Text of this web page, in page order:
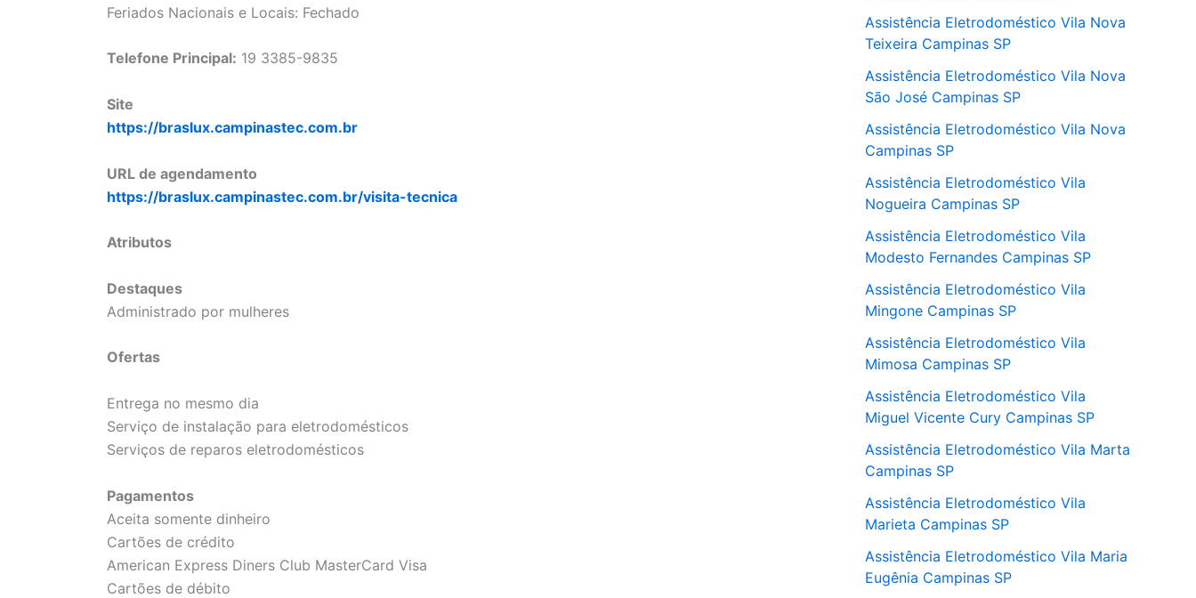
Feriados Nacionais e Locais: Fechado
Telefone Principal: 19 3385-9835
Site
https://braslux.campinastec.com.br
URL de agendamento
https://braslux.campinastec.com.br/visita-tecnica
Atributos
Destaques
Administrado por mulheres
Ofertas
Entrega no mesmo dia
Serviço de instalação para eletrodomésticos
Serviços de reparos eletrodomésticos
Pagamentos
Aceita somente dinheiro
Cartões de crédito
American Express Diners Club MasterCard Visa
Cartões de débito
Assistência Eletrodoméstico Vila Nova
Teixeira Campinas SP
Assistência Eletrodoméstico Vila Nova
São José Campinas SP
Assistência Eletrodoméstico Vila Nova
Campinas SP
Assistência Eletrodoméstico Vila
Nogueira Campinas SP
Assistência Eletrodoméstico Vila
Modesto Fernandes Campinas SP
Assistência Eletrodoméstico Vila
Mingone Campinas SP
Assistência Eletrodoméstico Vila
Mimosa Campinas SP
Assistência Eletrodoméstico Vila
Miguel Vicente Cury Campinas SP
Assistência Eletrodoméstico Vila Marta
Campinas SP
Assistência Eletrodoméstico Vila
Marieta Campinas SP
Assistência Eletrodoméstico Vila Maria
Eugênia Campinas SP